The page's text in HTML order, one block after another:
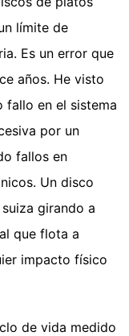
límite de
Es un error que
años. He visto
fallo en el sistema
por un
fallos en
Un disco
girando a
que flota a
impacto físico
de vida medido